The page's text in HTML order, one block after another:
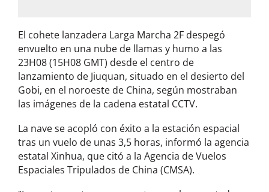
El cohete lanzadera Larga Marcha 2F despegó
envuelto en una nube de llamas y humo a las
23H08 (15H08 GMT) desde el centro de
lanzamiento de Jiuquan, situado en el desierto del
Gobi, en el noroeste de China, según mostraban
las imágenes de la cadena estatal CCTV.
La nave se acopló con éxito a la estación espacial
tras un vuelo de unas 3,5 horas, informó la agencia
estatal Xinhua, que citó a la Agencia de Vuelos
Espaciales Tripulados de China (CMSA).